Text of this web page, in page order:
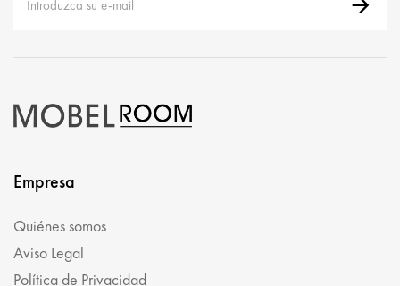
Empresa
Quiénes somos
Aviso Legal
Política de Privacidad